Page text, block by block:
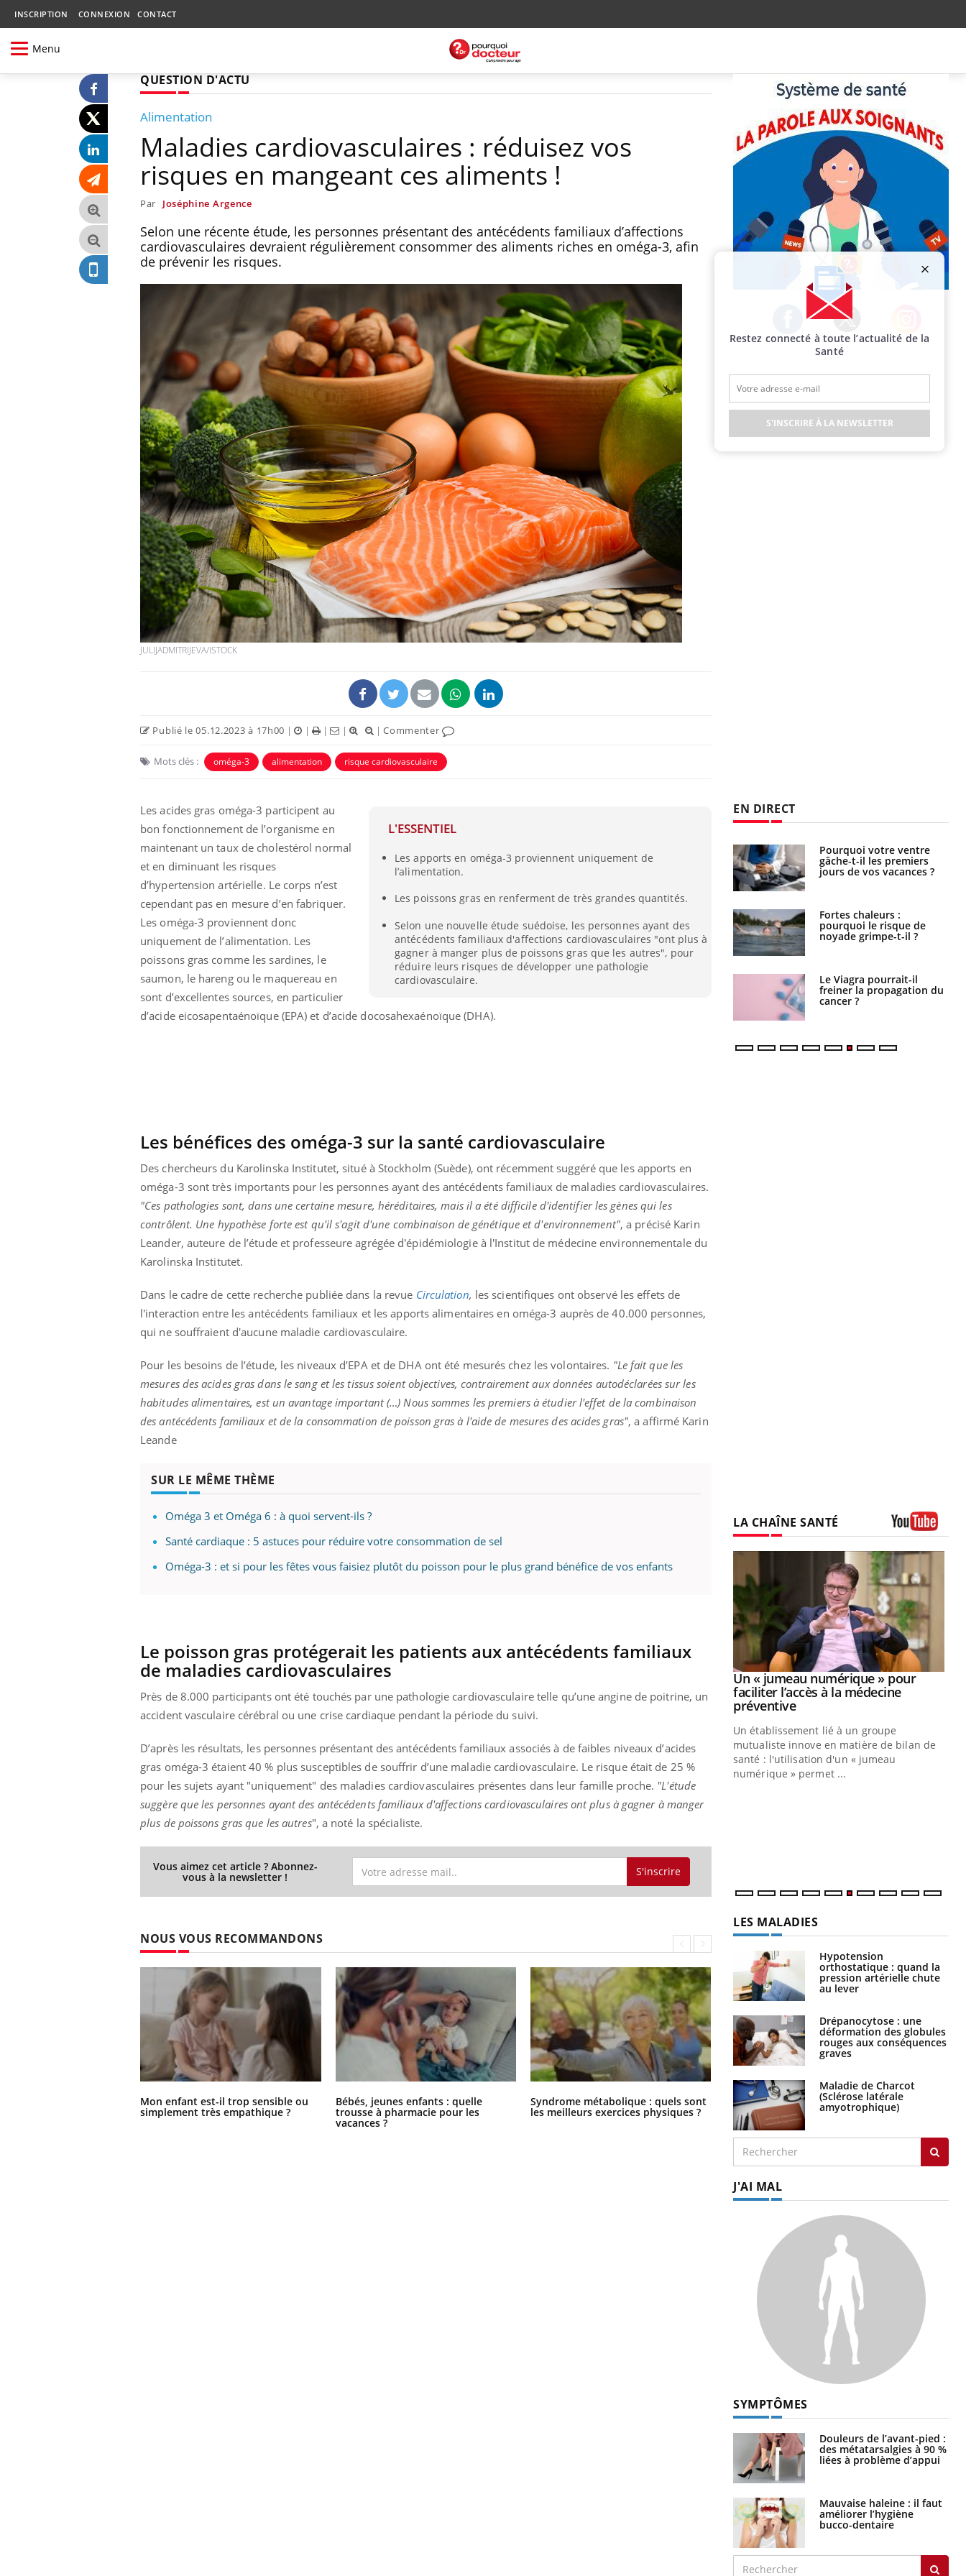
INSCRIPTION CONNEXION CONTACT
Menu
QUESTION D'ACTU
Alimentation
Maladies cardiovasculaires : réduisez vos
risques en mangeant ces aliments !
Par Joséphine Argence
Selon une récente étude, les personnes présentant des antécédents familiaux d’affections
cardiovasculaires devraient régulièrement consommer des aliments riches en oméga-3, afin
de prévenir les risques.
JULIJADMITRIJEVA/ISTOCK
Publié le 05.12.2023 à 17h00 | | | | |Commenter
Mots clés : oméga-3 alimentation risque cardiovasculaire
L'ESSENTIEL
Les apports en oméga-3 proviennent uniquement de
l’alimentation.
Les poissons gras en renferment de très grandes quantités.
Selon une nouvelle étude suédoise, les personnes ayant des
antécédents familiaux d'affections cardiovasculaires "ont plus à
gagner à manger plus de poissons gras que les autres", pour
réduire leurs risques de développer une pathologie
cardiovasculaire.
Les acides gras oméga-3 participent au
bon fonctionnement de l’organisme en
maintenant un taux de cholestérol normal
et en diminuant les risques
d’hypertension artérielle. Le corps n’est
cependant pas en mesure d’en fabriquer.
Les oméga-3 proviennent donc
uniquement de l’alimentation. Les
poissons gras comme les sardines, le
saumon, le hareng ou le maquereau en
sont d’excellentes sources, en particulier
d’acide eicosapentaénoïque (EPA) et d’acide docosahexaénoïque (DHA).
Les bénéfices des oméga-3 sur la santé cardiovasculaire
Des chercheurs du Karolinska Institutet, situé à Stockholm (Suède), ont récemment suggéré que les apports en
oméga-3 sont très importants pour les personnes ayant des antécédents familiaux de maladies cardiovasculaires.
"Ces pathologies sont, dans une certaine mesure, héréditaires, mais il a été difficile d'identifier les gènes qui les
contrôlent. Une hypothèse forte est qu'il s'agit d'une combinaison de génétique et d'environnement", a précisé Karin
Leander, auteure de l’étude et professeure agrégée d'épidémiologie à l'Institut de médecine environnementale du
Karolinska Institutet.
Dans le cadre de cette recherche publiée dans la revue Circulation, les scientifiques ont observé les effets de
l'interaction entre les antécédents familiaux et les apports alimentaires en oméga-3 auprès de 40.000 personnes,
qui ne souffraient d'aucune maladie cardiovasculaire.
Pour les besoins de l’étude, les niveaux d’EPA et de DHA ont été mesurés chez les volontaires. "Le fait que les
mesures des acides gras dans le sang et les tissus soient objectives, contrairement aux données autodéclarées sur les
habitudes alimentaires, est un avantage important (…) Nous sommes les premiers à étudier l'effet de la combinaison
des antécédents familiaux et de la consommation de poisson gras à l'aide de mesures des acides gras", a affirmé Karin
Leande
SUR LE MÊME THÈME
Oméga 3 et Oméga 6 : à quoi servent-ils ?
Santé cardiaque : 5 astuces pour réduire votre consommation de sel
Oméga-3 : et si pour les fêtes vous faisiez plutôt du poisson pour le plus grand bénéfice de vos enfants
Le poisson gras protégerait les patients aux antécédents familiaux
de maladies cardiovasculaires
Près de 8.000 participants ont été touchés par une pathologie cardiovasculaire telle qu’une angine de poitrine, un
accident vasculaire cérébral ou une crise cardiaque pendant la période du suivi.
D’après les résultats, les personnes présentant des antécédents familiaux associés à de faibles niveaux d’acides
gras oméga-3 étaient 40 % plus susceptibles de souffrir d’une maladie cardiovasculaire. Le risque était de 25 %
pour les sujets ayant "uniquement" des maladies cardiovasculaires présentes dans leur famille proche. "L'étude
suggère que les personnes ayant des antécédents familiaux d'affections cardiovasculaires ont plus à gagner à manger
plus de poissons gras que les autres", a noté la spécialiste.
Vous aimez cet article ? Abonnez-
vous à la newsletter ! S'inscrire
NOUS VOUS RECOMMANDONS
Mon enfant est-il trop sensible ou
simplement très empathique ?
Bébés, jeunes enfants : quelle
trousse à pharmacie pour les
vacances ?
Syndrome métabolique : quels sont
les meilleurs exercices physiques ?
Comment éviter une otite pendant
les vacances ?
Facebook Twitter Instagram
EN DIRECT
Grossesse à risque : ce jus
naturel attire l'attention
des chercheurs
Comment oublier les
écrans en vacances ?
Toujours connectés :
comment le travail
empiète de plus en plus
sur nos soirées
stratégie simple aurait
changé la donne au Pays
West Nile : que se passe-
t-il dans le sud de la
France ?
Les médicaments GLP-1
change dans la prise en
de dormir la nuit ?
Pourquoi votre ventre
gâche-t-il les premiers
jours de vos vacances ?
Fortes chaleurs :
pourquoi le risque de
noyade grimpe-t-il ?
Le Viagra pourrait-il
freiner la propagation du
cancer ?
LA CHAÎNE SANTÉ
Insuline & Charge mentale : et si on
osait en parler??Youtube
En 2026, l'insuline dans le diabète de type 2
patients comme parfois chez les soignants.
Youtube
Eczéma Chronique des Mains : se
préparer pour l’été !Youtube
L'été arrive… et avec lui, un tout nouveau
soleil, activités en plein air… Nos mains
Le Ramadan approche, et, pour de
nombreuses personnes atteintes de
défis, mais ...
Youtube
Un « jumeau numérique » pour
faciliter l’accès à la médecine
préventiveYoutube
Un établissement lié à un groupe
mutualiste innove en matière de bilan de
santé : l'utilisation d'un « jumeau
numérique » permet ...
LES MALADIES
Hypotension
orthostatique : quand la
pression artérielle chute
au lever
Drépanocytose : une
déformation des globules
rouges aux conséquences
graves
Maladie de Charcot
(Sclérose latérale
amyotrophique)
J'AI MAL
SYMPTÔMES
Douleurs de l’avant-pied :
des métatarsalgies à 90 %
liées à problème d’appui
Mauvaise haleine : il faut
améliorer l’hygiène
bucco-dentaire
Restez connecté à toute l’actualité de la
Santé
S'INSCRIRE À LA NEWSLETTER